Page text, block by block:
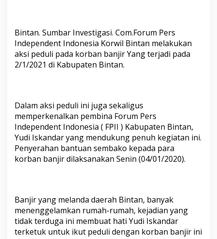
S
e
r
a
h
S
m
b
a
k
o
K
r
g
a
T
e
Bintan. Sumbar Investigasi. Com.Forum Pers
Independent Indonesia Korwil Bintan melakukan
aksi peduli pada korban banjir Yang terjadi pada
2/1/2021 di Kabupaten Bintan.
Dalam aksi peduli ini juga sekaligus
memperkenalkan pembina Forum Pers
Independent Indonesia ( FPII ) Kabupaten Bintan,
Yudi Iskandar yang mendukung penuh kegiatan ini.
Penyerahan bantuan sembako kepada para
korban banjir dilaksanakan Senin (04/01/2020).
Banjir yang melanda daerah Bintan, banyak
menenggelamkan rumah-rumah, kejadian yang
tidak terduga ini membuat hati Yudi Iskandar
terketuk untuk ikut peduli dengan korban banjir ini